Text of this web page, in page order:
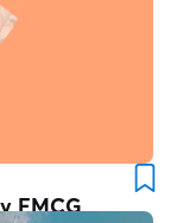
FMCG